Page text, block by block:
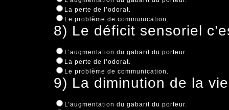
La perte de l’odorat.
Le problème de communication.
8) Le déficit sensoriel
L’augmentation du gabarit du porteur.
La perte de l’odorat.
Le problème de communication.
9) La diminution de la
L’augmentation du gabarit du porteur.